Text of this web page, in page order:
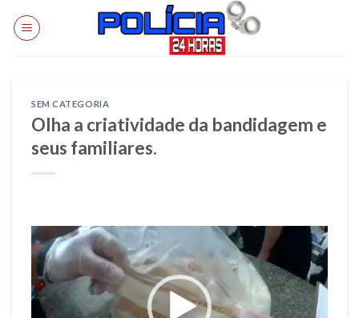
SEM CATEGORIA
Olha a criatividade da bandidagem e
seus familiares.
Tocador
de
vídeo